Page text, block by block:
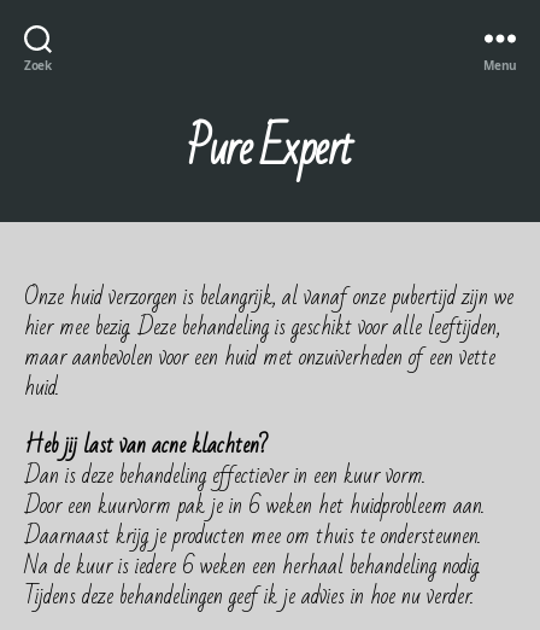
Zoek Menu
Pure Expert
Onze huid verzorgen is belangrijk, al vanaf onze pubertijd zijn we
hier mee bezig. Deze behandeling is geschikt voor alle leeftijden,
maar aanbevolen voor een huid met onzuiverheden of een vette
huid.
Heb jij last van acne klachten?
Dan is deze behandeling effectiever in een kuur vorm.
Door een kuurvorm pak je in 6 weken het huidprobleem aan.
Daarnaast krijg je producten mee om thuis te ondersteunen.
Na de kuur is iedere 6 weken een herhaal behandeling nodig.
Tijdens deze behandelingen geef ik je advies in hoe nu verder.